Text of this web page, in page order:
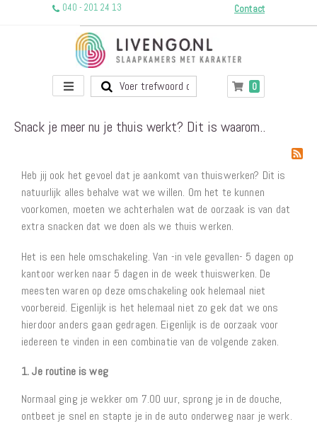
040 - 201 24 13 Contact
Toggle
Winkelwagen
0producten
Snack je meer nu je thuis werkt? Dit is waarom..
Heb jij ook het gevoel dat je aankomt van thuiswerken? Dit is
natuurlijk alles behalve wat we willen. Om het te kunnen
voorkomen, moeten we achterhalen wat de oorzaak is van dat
extra snacken dat we doen als we thuis werken.
Het is een hele omschakeling. Van -in vele gevallen- 5 dagen op
kantoor werken naar 5 dagen in de week thuiswerken. De
meesten waren op deze omschakeling ook helemaal niet
voorbereid. Eigenlijk is het helemaal niet zo gek dat we ons
hierdoor anders gaan gedragen. Eigenlijk is de oorzaak voor
iedereen te vinden in een combinatie van de volgende zaken.
1. Je routine is weg
Normaal ging je wekker om 7.00 uur, sprong je in de douche,
ontbeet je snel en stapte je in de auto onderweg naar je werk.